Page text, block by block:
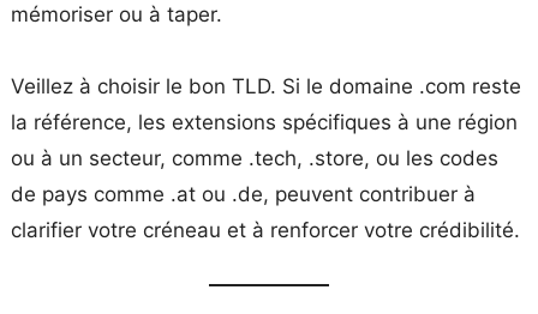
mémoriser ou à taper.
Veillez à choisir le bon TLD. Si le domaine .com reste
la référence, les extensions spécifiques à une région
ou à un secteur, comme .tech, .store, ou les codes
de pays comme .at ou .de, peuvent contribuer à
clarifier votre créneau et à renforcer votre crédibilité.